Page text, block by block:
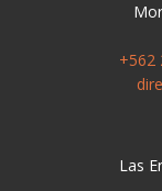
+562
Las